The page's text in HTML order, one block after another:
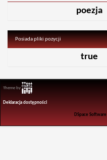
poezja
Posiada pliki pozycji
true
Theme by
Deklaracja dostępności
DSpace Software